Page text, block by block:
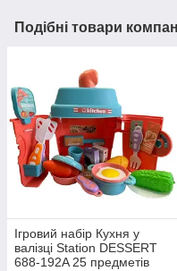
Подібні товари
Ігровий набір Кухня у
валізці Station DESSERT
688-192A 25 предметів